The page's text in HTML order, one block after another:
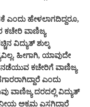
ಎಂದು ಹೇಳಲಾಗದಿದ್ದರೂ,
ವಾಣಿಜ್ಯ
ವಿದ್ಯುತ್ ಶುಲ್ಕ
ಹೀಗಾಗಿ, ಯಾವುದೇ
ನಡೆಯುವ ಕಚೇರಿಗೆ ವಾಣಿಜ್ಯ
ಎಂದು
ವಾಣಿಜ್ಯ ದರದಲ್ಲಿ ವಿದ್ಯುತ್
ಅಕ್ರಮ ಎಸಗಿದ್ದಾರೆ